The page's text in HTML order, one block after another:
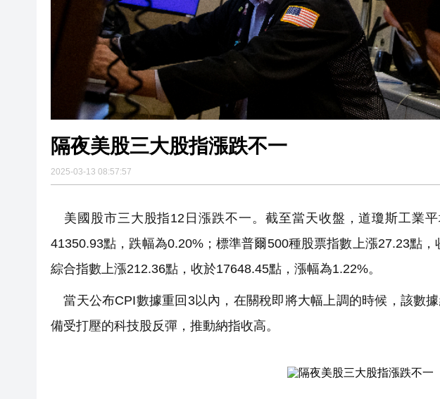
閩粵贛三地漢樂藝術家齊聚深圳，共奏客家文化傳承
有片丨外交部回應特朗普委內瑞拉石油言論 拉美國家
隔夜美股三大股指漲跌不一
2025-03-13 08:57:57
美國股市三大股指12日漲跌不一。截至當天收盤，道瓊斯工業
41350.93點，跌幅為0.20%；標準普爾500種股票指數上漲27.23點
綜合指數上漲212.36點，收於17648.45點，漲幅為1.22%。
當天公布CPI數據重回3以內，在關稅即將大幅上調的時候，該數
備受打壓的科技股反彈，推動納指收高。